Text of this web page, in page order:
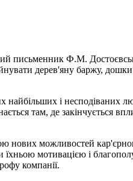
письменник Ф.М.
дерев'яну баржу, дошки
і несподіваних
там, де закінчується
нових можливостей
їхньою мотивацією і
компанії.